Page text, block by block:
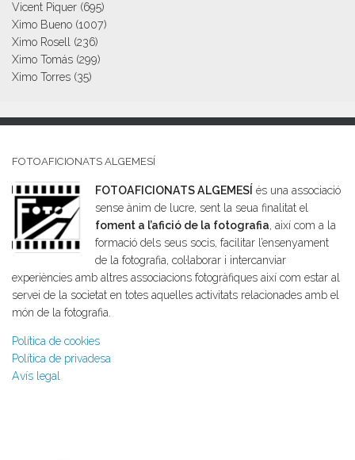
Vicent Piquer (695)
Ximo Bueno (1007)
Ximo Rosell
(236)
Ximo Tomás (299)
Ximo Torres (35)
FOTOAFICIONATS ALGEMESÍ
FOTOAFICIONATS ALGEMESÍ és una associació
sense ànim de lucre, sent la seua finalitat el
foment a l’afició de la fotografia, així com a la
formació dels seus socis, facilitar l’ensenyament
de la fotografia, col·laborar i intercanviar
experiències amb altres associacions fotogràfiques així com estar al
servei de la societat en totes aquelles activitats relacionades amb el
món de la fotografia.
Política de cookies
Política de privadesa
Avís legal